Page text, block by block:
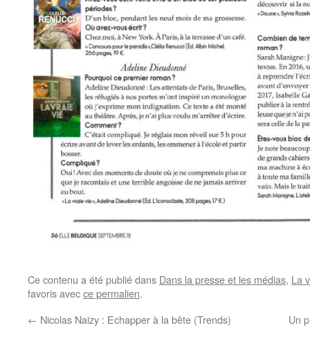
Ce contenu a été publié dans Dans la presse et les médias, La
favoris avecce permalien.
← Nicolas Naizy : Echapper à la bête (Trends) Un